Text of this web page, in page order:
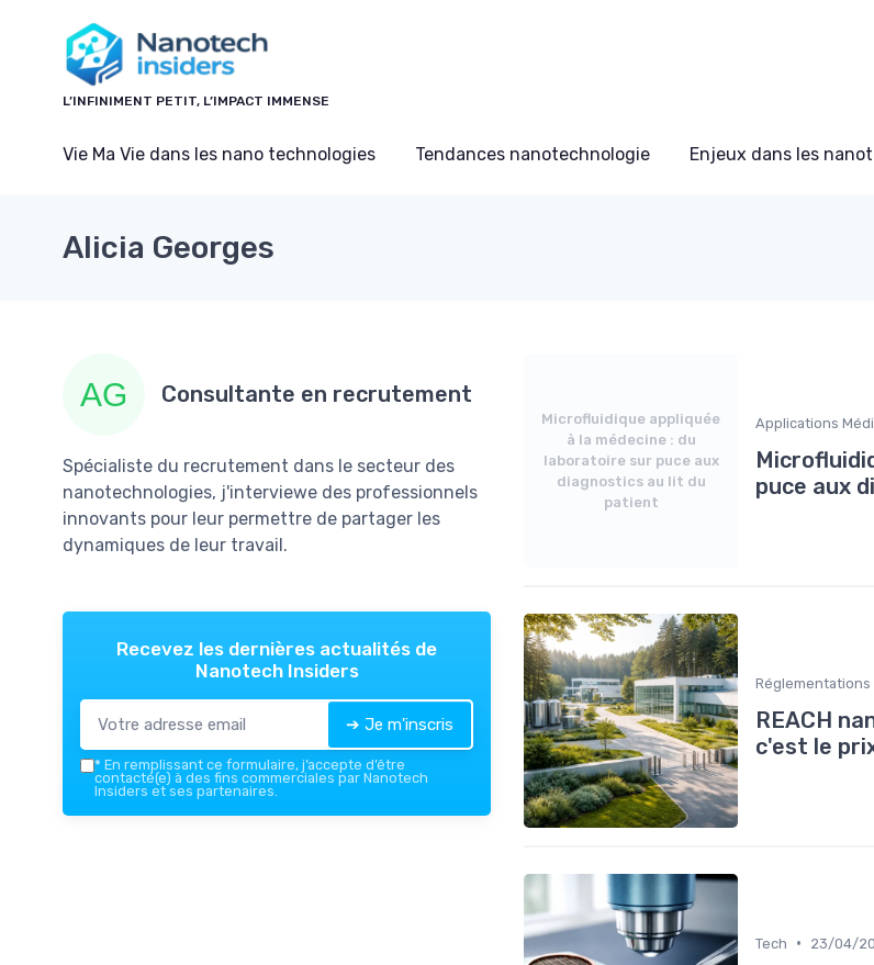
L’INFINIMENT PETIT, L’IMPACT IMMENSE
Vie Ma Vie dans les nano technologies Tendances nanotechnologie Enjeux dans les
Alicia Georges
Consultante en recrutement
Spécialiste du recrutement dans le secteur des
nanotechnologies, j'interviewe des professionnels
innovants pour leur permettre de partager les
dynamiques de leur travail.
Recevez les dernières actualités de
Nanotech Insiders
➔ Je m'inscris
* En remplissant ce formulaire, j’accepte d’être
contacté(e) à des fins commerciales par Nanotech
Insiders et ses partenaires.
Microfluidique appliquée
à la médecine : du
laboratoire sur puce aux
diagnostics au lit du
patient
Applications
puce aux
Réglementations
REACH
c'est le
Tech • 23/04/